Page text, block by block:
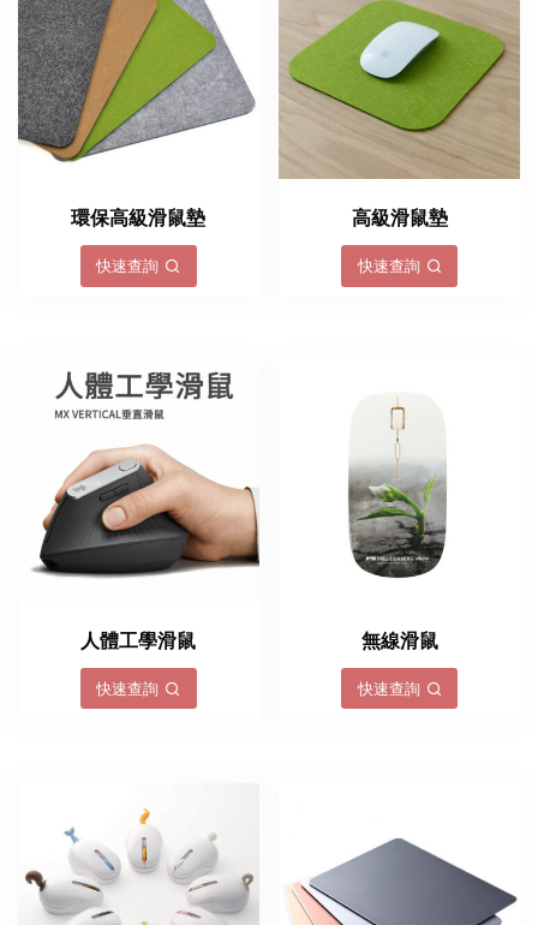
環保高級滑鼠墊
快速查詢
高級滑鼠墊
快速查詢
人體工學滑鼠
快速查詢
無線滑鼠
快速查詢